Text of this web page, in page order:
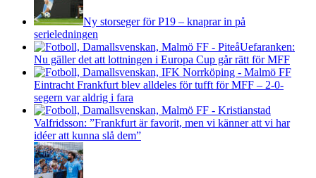
Ny storseger för P19 – knaprar in på
serieledningen
Uefaranken:
Nu gäller det att lottningen i Europa Cup går rätt för MFF
Eintracht Frankfurt blev alldeles för tufft för MFF – 2-0-
segern var aldrig i fara
Valfridsson: ”Frankfurt är favorit, men vi känner att vi har
idéer att kunna slå dem”